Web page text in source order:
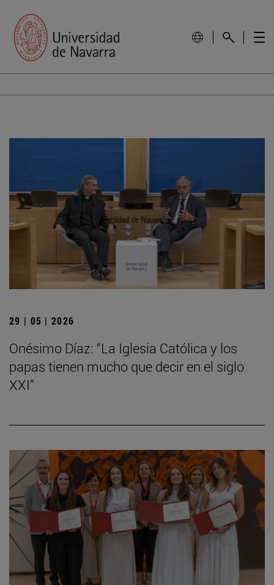
29 | 05 | 2026
Onésimo Díaz: “La Iglesia Católica y los
papas tienen mucho que decir en el siglo
XXI”